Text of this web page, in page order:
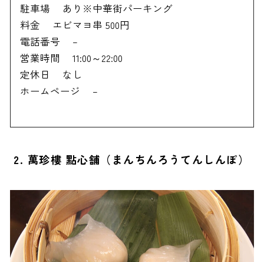
駐車場
あり※中華街パーキング
料金
エビマヨ串 500円
電話番号
–
営業時間
11:00～22:00
定休日
なし
ホームページ
–
2. 萬珍樓 點心舗（まんちんろうてんしんぽ）